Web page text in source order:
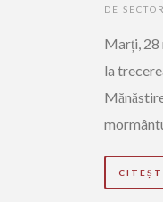
DE
Marți, 28
la